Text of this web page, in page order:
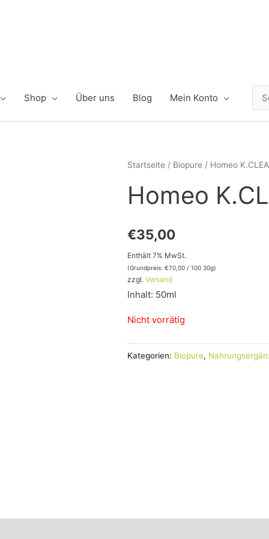
Shop Über uns Blog Mein Konto
Startseite / Biopure / Homeo
Homeo
€35,00
Enthält 7% MwSt.
(Grundpreis: €70,00 / 100 30g)
zzgl. Versand
Inhalt: 50ml
Nicht vorrätig
Kategorien: Biopure,